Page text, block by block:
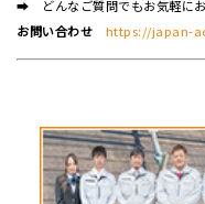
➡ どんなご質問でもお気軽にお
お問い合わせ
https://japan-